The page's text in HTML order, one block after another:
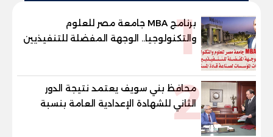
1
برنامج MBA جامعة مصر للعلوم
والتكنولوجيا.. الوجهة المفضلة للتنفيذيين
وقيادات المؤسسات لصناعة قادة
2
محافظ بني سويف يعتمد نتيجة الدور
الثاني للشهادة الإعدادية العامة بنسبة